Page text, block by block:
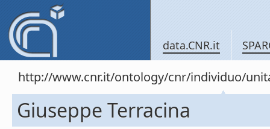
data.CNR.it
http://www.cnr.it/ontology/cnr/individuo/
Giuseppe Terracina